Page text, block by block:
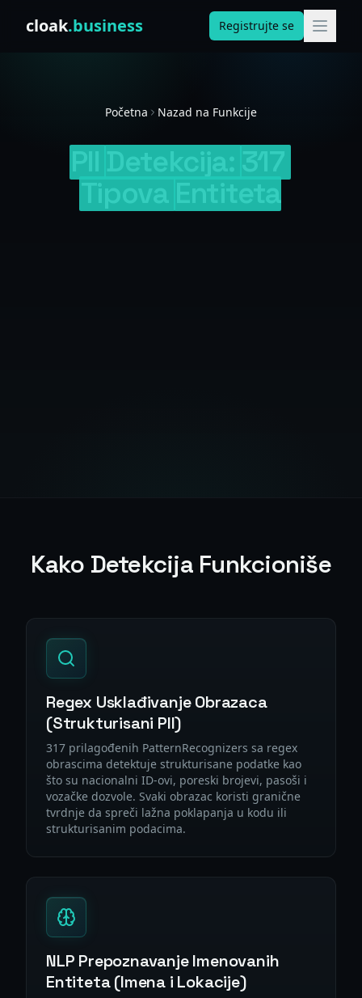
cloak.business Registrujte se
Početna Nazad na Funkcije
Kako Detekcija Funkcioniše
Regex Usklađivanje Obrazaca
(Strukturisani PII)
317 prilagođenih PatternRecognizers sa regex
obrascima detektuje strukturisane podatke kao
što su nacionalni ID-ovi, poreski brojevi, pasoši i
vozačke dozvole. Svaki obrazac koristi granične
tvrdnje da spreči lažna poklapanja u kodu ili
strukturisanim podacima.
NLP Prepoznavanje Imenovanih
Entiteta (Imena i Lokacije)